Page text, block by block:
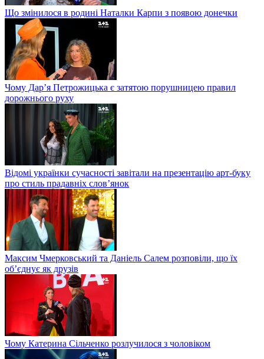
Що змінилося в родині Наталки Карпи з появою донечки
Чому Дар’я Петрожицька є затятою порушницею правил
дорожнього руху
Відомі українки сучасності завітали на презентацію арт-буку
про стиль прадавніх слов’янок
Максим Чмерковський та Даніель Салем розповіли, що їх
об’єднує як друзів
Чому Катерина Сільченко розлучилося з чоловіком